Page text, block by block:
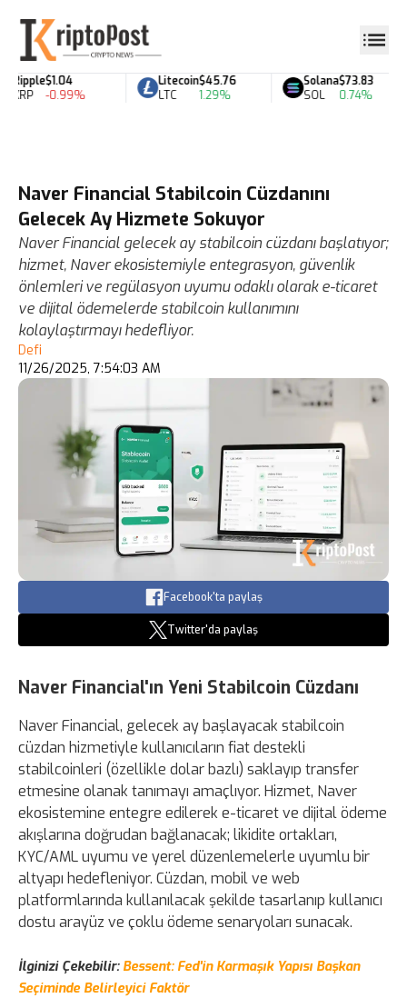
Ripple
XRP
$1.04
-0.99%
Litecoin
LTC
$45.76
1.29%
Solana
SOL
$73.83
0.74%
Naver Financial Stabilcoin Cüzdanını
Gelecek Ay Hizmete Sokuyor
Naver Financial gelecek ay stabilcoin cüzdanı başlatıyor;
hizmet, Naver ekosistemiyle entegrasyon, güvenlik
önlemleri ve regülasyon uyumu odaklı olarak e-ticaret
ve dijital ödemelerde stabilcoin kullanımını
kolaylaştırmayı hedefliyor.
Defi
11/26/2025, 7:54:03 AM
Facebook'ta paylaş
Twitter'da paylaş
Naver Financial'ın Yeni Stabilcoin Cüzdanı
Naver Financial, gelecek ay başlayacak stabilcoin
cüzdan hizmetiyle kullanıcıların fiat destekli
stabilcoinleri (özellikle dolar bazlı) saklayıp transfer
etmesine olanak tanımayı amaçlıyor. Hizmet, Naver
ekosistemine entegre edilerek e-ticaret ve dijital ödeme
akışlarına doğrudan bağlanacak; likidite ortakları,
KYC/AML uyumu ve yerel düzenlemelerle uyumlu bir
altyapı hedefleniyor. Cüzdan, mobil ve web
platformlarında kullanılacak şekilde tasarlanıp kullanıcı
dostu arayüz ve çoklu ödeme senaryoları sunacak.
İlginizi Çekebilir:Bessent: Fed'in Karmaşık Yapısı Başkan
Seçiminde Belirleyici Faktör